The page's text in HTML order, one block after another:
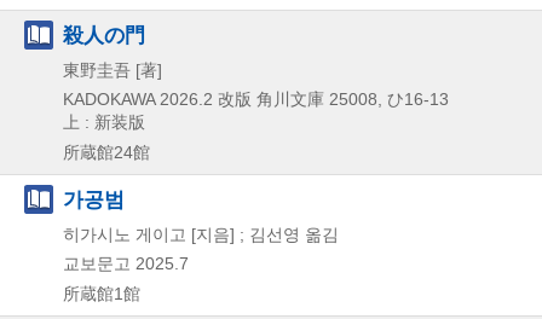
殺人の門
東野圭吾 [著]
KADOKAWA 2026.2 改版 角川文庫 25008, ひ16-13
上 : 新装版
所蔵館24館
가공범
히가시노 게이고 [지음] ; 김선영 옮김
교보문고 2025.7
所蔵館1館